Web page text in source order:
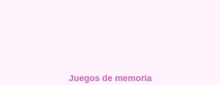
Juegos de memoria